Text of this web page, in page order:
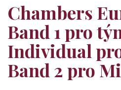
Chambers
Band 1 pro
Individual
Band 2 pro